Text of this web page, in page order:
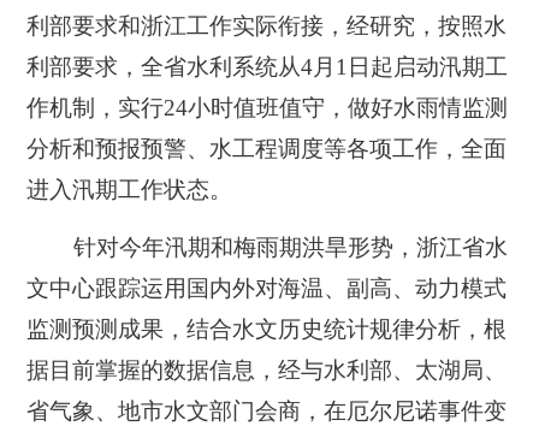
利部要求和浙江工作实际衔接，经研究，按照水
利部要求，全省水利系统从4月1日起启动汛期工
作机制，实行24小时值班值守，做好水雨情监测
分析和预报预警、水工程调度等各项工作，全面
进入汛期工作状态。
针对今年汛期和梅雨期洪旱形势，浙江省水
文中心跟踪运用国内外对海温、副高、动力模式
监测预测成果，结合水文历史统计规律分析，根
据目前掌握的数据信息，经与水利部、太湖局、
省气象、地市水文部门会商，在厄尔尼诺事件变